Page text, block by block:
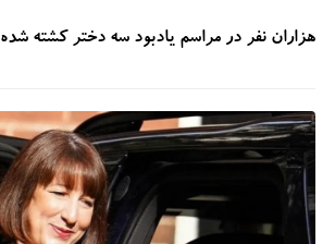
هزاران نفر در مراسم یادبود سه دختر کشته شده